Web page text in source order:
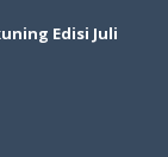
Edisi Juli